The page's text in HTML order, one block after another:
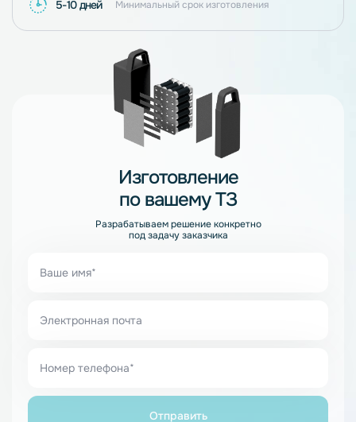
5-10 дней Минимальный срок изготовления
Изготовление
по вашему ТЗ
Разрабатываем решение конкретно
под задачу заказчика